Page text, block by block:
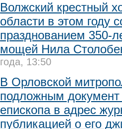
Волжский крестный
области в этом году
празднованием 350-
мощей Нила
года, 13:50
В Орловской
подложным документ
епископа в адрес
публикацией о его